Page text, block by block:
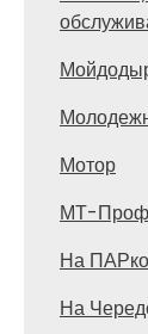
Мотор
МТ-
На
На